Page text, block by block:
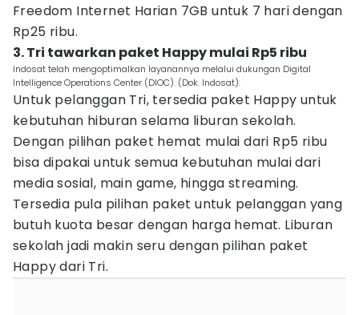
Freedom Internet Harian 7GB untuk 7 hari dengan
Rp25 ribu.
3. Tri tawarkan paket Happy mulai Rp5 ribu
Indosat telah mengoptimalkan layanannya melalui dukungan Digital
Intelligence Operations Center (DIOC). (Dok. Indosat).
Untuk pelanggan Tri, tersedia paket Happy untuk
kebutuhan hiburan selama liburan sekolah.
Dengan pilihan paket hemat mulai dari Rp5 ribu
bisa dipakai untuk semua kebutuhan mulai dari
media sosial, main game, hingga streaming.
Tersedia pula pilihan paket untuk pelanggan yang
butuh kuota besar dengan harga hemat. Liburan
sekolah jadi makin seru dengan pilihan paket
Happy dari Tri.